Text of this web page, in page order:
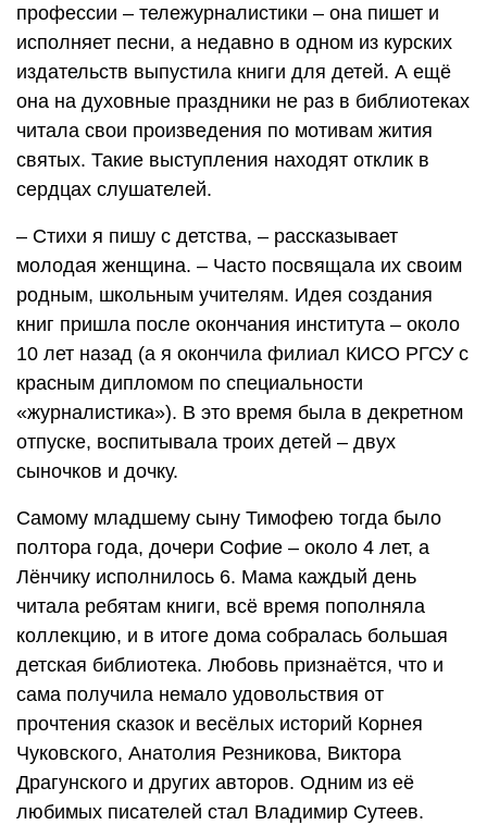
профессии – тележурналистики – она пишет и
исполняет песни, а недавно в одном из курских
издательств выпустила книги для детей. А ещё
она на духовные праздники не раз в библиотеках
читала свои произведения по мотивам жития
святых. Такие выступления находят отклик в
сердцах слушателей.
– Стихи я пишу с детства, – рассказывает
молодая женщина. – Часто посвящала их своим
родным, школьным учителям. Идея создания
книг пришла после окончания института – около
10 лет назад (а я окончила филиал КИСО РГСУ с
красным дипломом по специальности
«журналистика»). В это время была в декретном
отпуске, воспитывала троих детей – двух
сыночков и дочку.
Самому младшему сыну Тимофею тогда было
полтора года, дочери Софие – около 4 лет, а
Лёнчику исполнилось 6. Мама каждый день
читала ребятам книги, всё время пополняла
коллекцию, и в итоге дома собралась большая
детская библиотека. Любовь признаётся, что и
сама получила немало удовольствия от
прочтения сказок и весёлых историй Корнея
Чуковского, Анатолия Резникова, Виктора
Драгунского и других авторов. Одним из её
любимых писателей стал Владимир Сутеев.